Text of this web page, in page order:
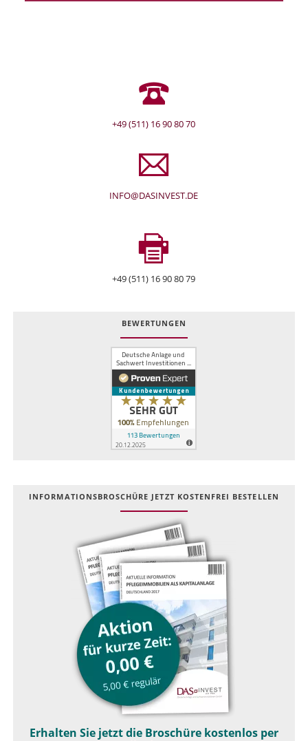
+49 (511) 16 90 80 70
INFO@DASINVEST.DE
+49 (511) 16 90 80 79
BEWERTUNGEN
INFOR­MATIONS­BROSCHÜRE JETZT KOSTEN­FREI BESTELLEN
Erhalten Sie jetzt die Broschüre kostenlos per